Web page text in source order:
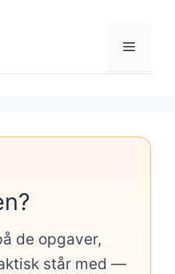
Menu
de opgaver,
står med —